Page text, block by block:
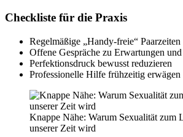
Checkliste für die Praxis
Regelmäßige „Handy-freie“ Paarzeiten
Offene Gespräche zu Erwartungen
Perfektionsdruck bewusst reduzieren
Professionelle Hilfe frühzeitig erwägen
Knappe Nähe: Warum Sexualität zum
unserer Zeit wird